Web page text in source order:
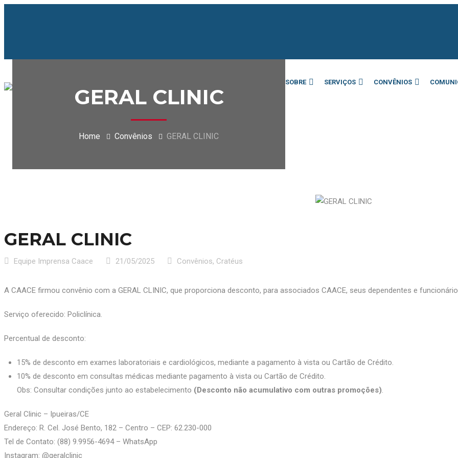
SOBRE SERVIÇOS CONVÊNIOS
GERAL CLINIC
Home Convênios GERAL CLINIC
GERAL CLINIC
Equipe Imprensa Caace 21/05/2025 Convênios, Cratéus
A CAACE firmou convênio com a GERAL CLINIC, que proporciona desconto, para associados CAACE, seus dependentes e
Serviço oferecido: Policlínica.
Percentual de desconto:
15% de desconto em exames laboratoriais e cardiológicos, mediante a pagamento à vista ou Cartão de Crédito.
10% de desconto em consultas médicas mediante pagamento à vista ou Cartão de Crédito.
Obs: Consultar condições junto ao estabelecimento (Desconto não acumulativo com outras promoções)
Geral Clinic – Ipueiras/CE
Endereço: R. Cel. José Bento, 182 – Centro – CEP: 62.230-000
Tel de Contato: (88) 9.9956-4694 – WhatsApp
Instagram: @‌geralclinic